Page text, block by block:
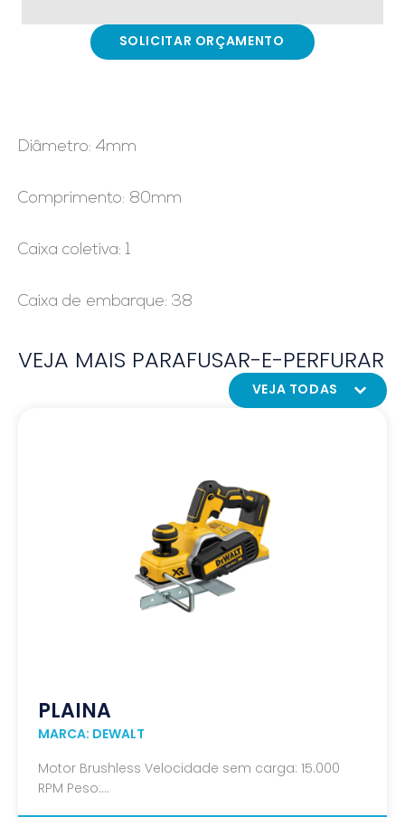
SOLICITAR ORÇAMENTO
Diâmetro: 4mm
Comprimento: 80mm
Caixa coletiva: 1
Caixa de embarque: 38
VEJA MAIS PARAFUSAR-E-PERFURAR
VEJA TODAS
PLAINA
MARCA: DEWALT
Motor Brushless Velocidade sem carga: 15.000
RPM Peso:...